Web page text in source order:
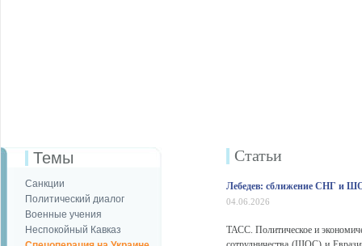
Темы
Санкции
Политический диалог
Военные учения
Неспокойный Кавказ
Статьи
Лебедев: сближение СНГ и
04.06.2026
ТАСС. Политическое и